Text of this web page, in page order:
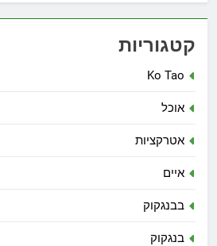
קטגוריות
Ko Tao
אוכל
אטרקציות
איים
בבנגקוק
בנגקוק